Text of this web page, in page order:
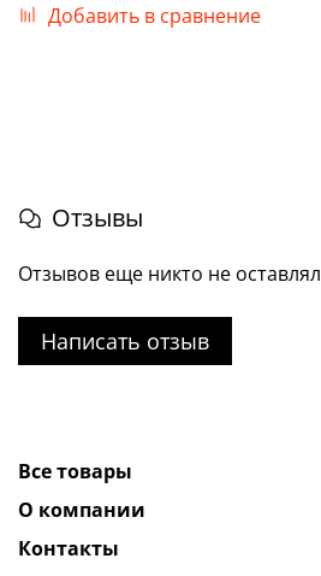
Добавить в сравнение
Отзывы
Отзывов еще никто не оставлял
Написать отзыв
Все товары
О компании
Контакты